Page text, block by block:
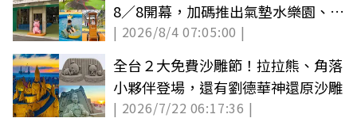
8／8開幕，加碼推出氣墊水樂園、美
食市集
| 2026/8/4 07:05:00 |
全台２大免費沙雕節！拉拉熊、角落
小夥伴登場，還有劉德華神還原沙雕
| 2026/7/22 06:17:36 |